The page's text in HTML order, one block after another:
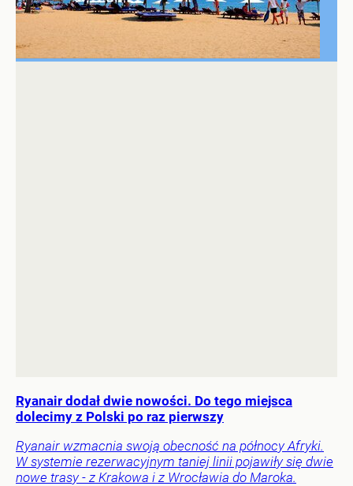
Ryanair dodał dwie nowości. Do tego miejsca
dolecimy z Polski po raz pierwszy
Ryanair wzmacnia swoją obecność na północy Afryki.
W systemie rezerwacyjnym taniej linii pojawiły się dwie
nowe trasy - z Krakowa i z Wrocławia do Maroka.